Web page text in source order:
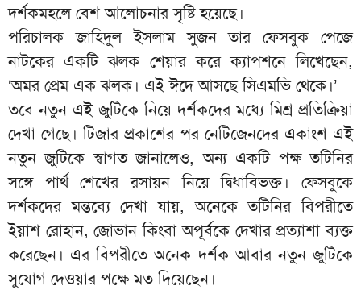
দর্শকমহলে বেশ আলোচনার সৃষ্টি হয়েছে।
পরিচালক জাহিদুল ইসলাম সুজন তার ফেসবুক পেজে
নাটকের একটি ঝলক শেয়ার করে ক্যাপশনে লিখেছেন,
‘অমর প্রেম এক ঝলক। এই ঈদে আসছে সিএমভি থেকে।’
তবে নতুন এই জুটিকে নিয়ে দর্শকদের মধ্যে মিশ্র প্রতিক্রিয়া
দেখা গেছে। টিজার প্রকাশের পর নেটিজেনদের একাংশ এই
নতুন জুটিকে স্বাগত জানালেও, অন্য একটি পক্ষ তটিনির
সঙ্গে পার্থ শেখের রসায়ন নিয়ে দ্বিধাবিভক্ত। ফেসবুকে
দর্শকদের মন্তব্যে দেখা যায়, অনেকে তটিনির বিপরীতে
ইয়াশ রোহান, জোভান কিংবা অপূর্বকে দেখার প্রত্যাশা ব্যক্ত
করেছেন। এর বিপরীতে অনেক দর্শক আবার নতুন জুটিকে
সুযোগ দেওয়ার পক্ষে মত দিয়েছেন।